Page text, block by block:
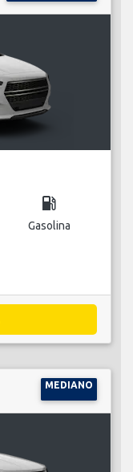
local_gas_station
Gasolina
MEDIANO